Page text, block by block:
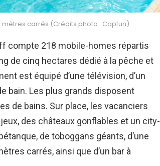
carrés (Crédits photo : Capfun)
compte 218 mobile-homes répartis
de cinq hectares dédié à la pêche et
est équipé d’une télévision, d’un
bain. Les plus grands disposent
de bains. Sur place, les vacanciers
des châteaux gonflables et un city-
de toboggans géants, d’une
carrés, ainsi que d’un bar à